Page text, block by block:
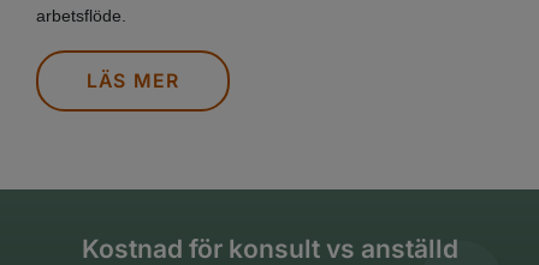
arbetsflöde.
LÄS MER
Kostnad för konsult vs anställd